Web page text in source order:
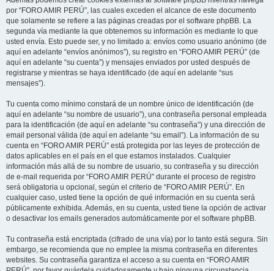
por “FORO AMIR PERÚ”, las cuales exceden el alcance de este documento
que solamente se refiere a las páginas creadas por el software phpBB. La
segunda vía mediante la que obtenemos su información es mediante lo que
usted envía. Esto puede ser, y no limitado a: envíos como usuario anónimo (de
aquí en adelante “envíos anónimos”), su registro en “FORO AMIR PERÚ” (de
aquí en adelante “su cuenta”) y mensajes enviados por usted después de
registrarse y mientras se haya identificado (de aquí en adelante “sus
mensajes”).
Tu cuenta como mínimo constará de un nombre único de identificación (de
aquí en adelante “su nombre de usuario”), una contraseña personal empleada
para la identificación (de aquí en adelante “su contraseña”) y una dirección de
email personal válida (de aquí en adelante “su email”). La información de su
cuenta en “FORO AMIR PERÚ” está protegida por las leyes de protección de
datos aplicables en el país en el que estamos instalados. Cualquier
información más allá de su nombre de usuario, su contraseña y su dirección
de e-mail requerida por “FORO AMIR PERÚ” durante el proceso de registro
será obligatoria u opcional, según el criterio de “FORO AMIR PERÚ”. En
cualquier caso, usted tiene la opción de qué información en su cuenta será
públicamente exhibida. Además, en su cuenta, usted tiene la opción de activar
o desactivar los emails generados automáticamente por el software phpBB.
Tu contraseña está encriptada (cifrado de una vía) por lo tanto está segura. Sin
embargo, se recomienda que no emplee la misma contraseña en diferentes
websites. Su contraseña garantiza el acceso a su cuenta en “FORO AMIR